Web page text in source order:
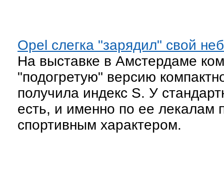
Opel слегка "зарядил" свой
На выставке в Амстердаме
"подогретую" версию
получила индекс S. У
есть, и именно по ее лекалам
спортивным характером.